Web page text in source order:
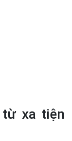
từ xa tiện